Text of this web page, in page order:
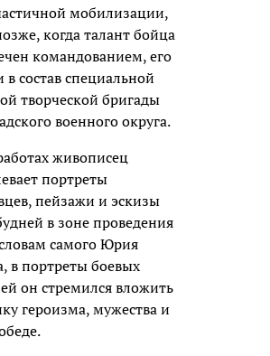
мобилизации,
когда талант бойца
командованием, его
в состав специальной
творческой бригады
военного округа.
живописец
портреты
пейзажи и эскизы
в зоне проведения
самого Юрия
в портреты боевых
он стремился вложить
героизма, мужества и